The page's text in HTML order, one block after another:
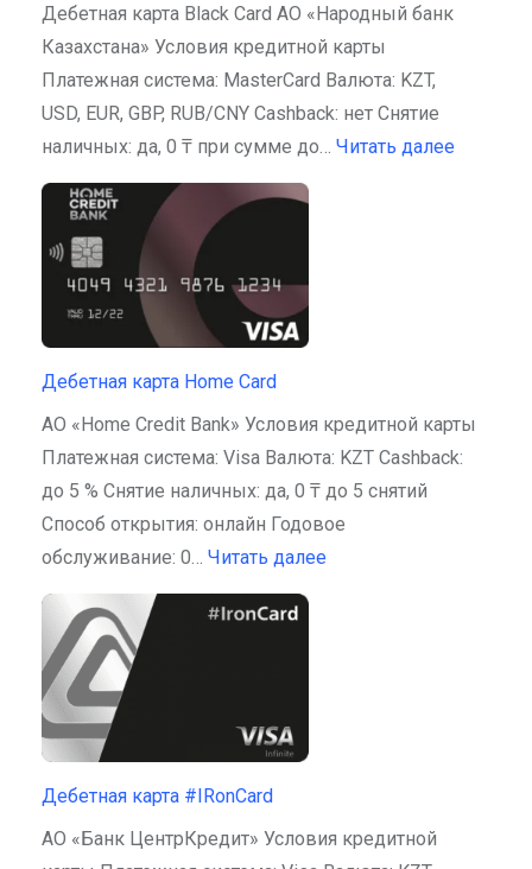
Дебетная карта Black Card АО «Народный банк
Казахстана» Условия кредитной карты
Платежная система: MasterCard Валюта: KZT,
USD, EUR, GBP, RUB/CNY Cashback: нет Снятие
наличных: да, 0 ₸ при сумме до… Читать далее
Дебетная карта Home Card
АО «Home Credit Bank» Условия кредитной карты
Платежная система: Visa Валюта: KZT Cashback:
до 5 % Снятие наличных: да, 0 ₸ до 5 снятий
Способ открытия: онлайн Годовое
обслуживание: 0… Читать далее
Дебетная карта #IRonCard
АО «Банк ЦентрКредит» Условия кредитной